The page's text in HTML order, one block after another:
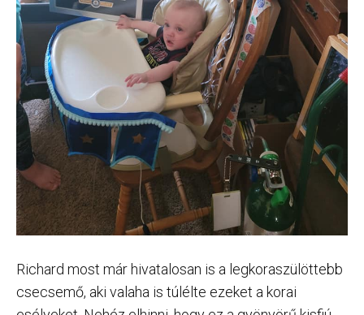
Richard most már hivatalosan is a legkoraszülöttebb
csecsemő, aki valaha is túlélte ezeket a korai